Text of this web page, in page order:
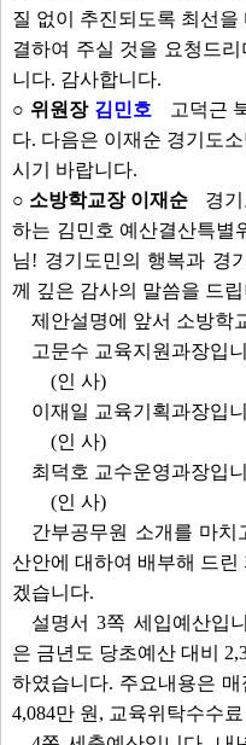
질 없이 추진되도록 최선을
결하여 주실 것을 요청드
니다. 감사합니다.
○ 위원장 김민호
고덕근
다. 다음은 이재순 경기도
시기 바랍니다.
○ 소방학교장 이재순
경
하는 김민호 예산결산특별
님! 경기도민의 행복과 경
께 깊은 감사의 말씀을 드
제안설명에 앞서 소방학
고문수 교육지원과장입
(인 사)
이재일 교육기획과장입
(인 사)
최덕호 교수운영과장입
(인 사)
간부공무원 소개를 마치
산안에 대하여 배부해 드린
겠습니다.
설명서 3쪽 세입예산입
은 금년도 당초예산 대비
하였습니다. 주요내용은
4,084만 원, 교육위탁수수